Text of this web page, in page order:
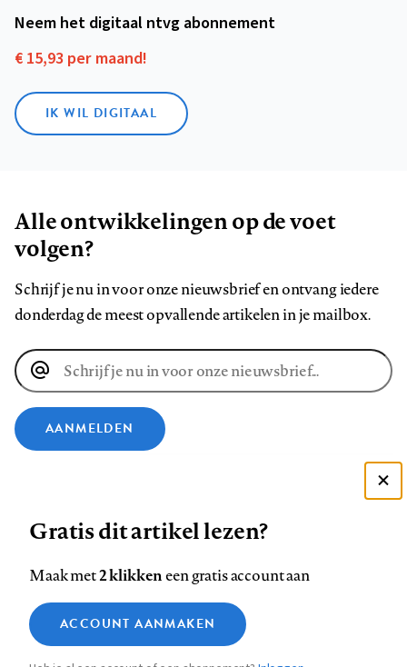
Neem het digitaal ntvg abonnement
€ 15,93 per maand!
IK WIL DIGITAAL
Alle ontwikkelingen op de voet
volgen?
Schrijf je nu in voor onze nieuwsbrief en ontvang iedere
donderdag de meest opvallende artikelen in je mailbox.
E-
mailadres
AANMELDEN
ons
op
Facebook
ons
op
LinkedIn
ons
op
Bluesky
ons
op
Instagram
ons
op
YouTube
ons
Footer
Contact Colofon Disclaimer Privacy
Medische vragen verdienen
betrouwbare antwoorden
Zie onze cookie policy
Analytische cookies
Gratis dit artikel lezen?
Maak met2 klikkeneen gratis account aan
ACCOUNT AANMAKEN